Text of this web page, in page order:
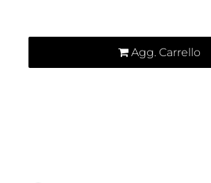
Agg. Carrello